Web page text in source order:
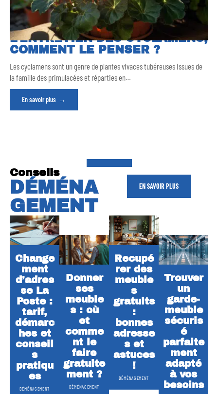
L’ENTRETIEN DES CYCLAMENS,
COMMENT LE PENSER ?
Les cyclamens sont un genre de plantes vivaces tubéreuses issues de
la famille des primulacées et réparties en…
En savoir plus
Conseils
DÉMÉNA
GEMENT
EN SAVOIR PLUS
Change
ment
d’adres
se La
Poste :
tarif,
démarc
hes et
conseil
s
pratiqu
es
DÉMÉNAGEMENT
Donner
ses
meuble
s : où
et
comme
nt le
faire
gratuite
ment ?
DÉMÉNAGEMENT
Recupé
rer des
meuble
s
gratuits
:
bonnes
adresse
s et
astuces
!
DÉMÉNAGEMENT
Trouver
un
garde-
meuble
sécuris
é
parfaite
ment
adapté
à vos
besoins